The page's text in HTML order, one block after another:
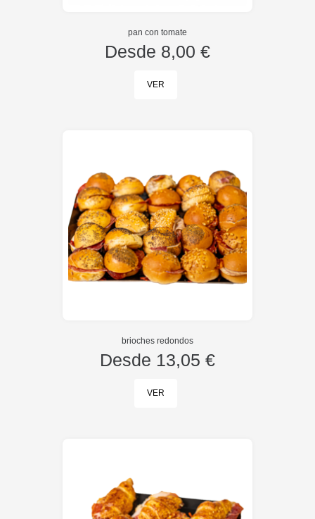
pan con tomate
Desde 8,00 €
VER
brioches redondos
Desde 13,05 €
VER